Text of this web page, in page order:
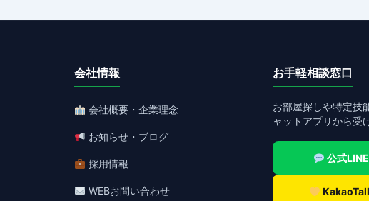
会社情報
会社概要・企業理念
お知らせ・ブログ
採用情報
WEBお問い合わせ
お手軽相談窓口
お部屋探しや特定技
ャットアプリから受
公式